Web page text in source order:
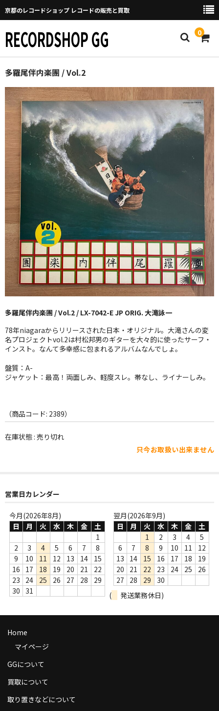
京都のレコードショップ レコードの販売と買取
RECORDSHOP GG 0
Home
マイページ
GGについて
買取について
取り置きなどについて
Categories
New Arrivals
新譜
GG RECORD （当店のレーベル）
全商品
JAZZ-US
BLUE NOTE
JAZZ-EU
JAZZ-JP
J-POP
FOLK,SSW
WORLD
Webのみ no.1
Webのみ no.2
Webのみ no.3
Webのみ no.4
送料
商品の発送
お支払い方法
多羅尾伴内楽團 / Vol.2
多羅尾伴内楽團 / Vol.2 / LX-7042-E JP ORIG. 大滝詠一
78年niagaraからリリースされた日本・オリジナル。大滝さんの変
名プロジェクトvol.2は村松邦男のギターを大々的に使ったサーフ・
インスト。なんて多幸感に包まれるアルバムなんでしょ。
盤質：A-
ジャケット：最高！両面しみ、軽度スレ。帯なし、ライナーしみ。
（商品コード: 2389）
在庫状態 : 売り切れ
只今お取扱い出来ません
営業日カレンダー
今月(2026年8月)
日
月 火 水 木 金
土
1
2
3 4 5 6 7
8
9
10 11 12 13 14
15
16
17 18 19 20 21
22
23
24 25 26 27 28
29
30
31
翌月(2026年9月)
日
月 火 水 木 金
土
1
2 3 4
5
6
7 8 9 10 11
12
13
14 15 16 17 18
19
20
21 22 23 24 25
26
27
28 29
30
(
発送業務休日)
Home
マイページ
GGについて
買取について
取り置きなどについて